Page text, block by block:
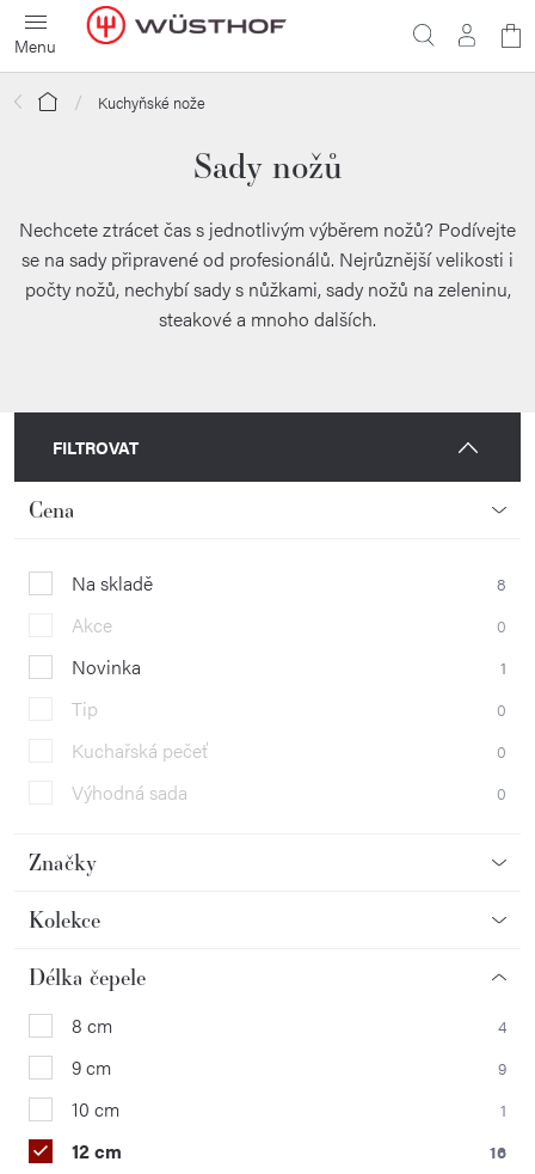
Přejít
na
obsah
Domů Kuchyňské nože
Sady nožů
Nechcete ztrácet čas s jednotlivým výběrem nožů? Podívejte
se na sady připravené od profesionálů. Nejrůznější velikosti i
počty nožů, nechybí sady s nůžkami, sady nožů na zeleninu,
steakové a mnoho dalších.
FILTROVAT
Cena
Na skladě 8
Akce 0
Novinka 1
Tip 0
Kuchařská pečeť 0
Výhodná sada 0
Značky
Kolekce
Délka čepele
8 cm 4
9 cm 9
10 cm 1
12 cm 16